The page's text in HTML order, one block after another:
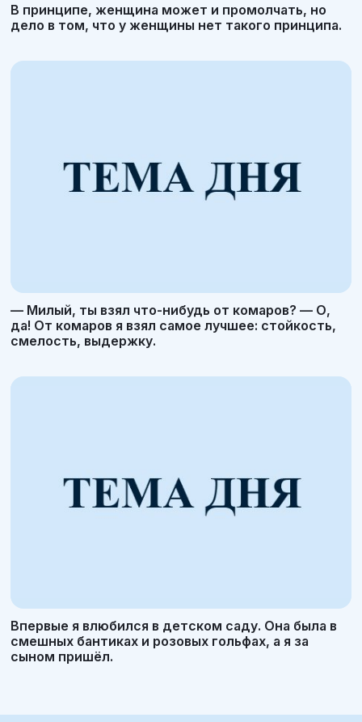
В принципе, женщина может и промолчать, но
дело в том, что у женщины нет такого принципа.
— Милый, ты взял что-нибудь от комаров? — О,
да! От комаров я взял самое лучшее: стойкость,
смелость, выдержку.
Впервые я влюбился в детском саду. Она была в
смешных бантиках и розовых гольфах, а я за
сыном пришёл.